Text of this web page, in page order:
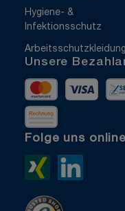
Hygiene- &
Infektionsschutz
Arbeitsschutzkleidung
Unsere
MastercardVisa
Rechnung
Folge uns online
Xing>